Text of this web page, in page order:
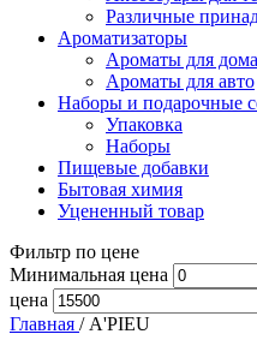
Различные
Ароматизаторы
Ароматы для дома
Ароматы для авто
Наборы и подарочные
Упаковка
Наборы
Пищевые добавки
Бытовая химия
Уцененный товар
Фильтр по цене
Минимальная цена
цена
Главная / A'PIEU